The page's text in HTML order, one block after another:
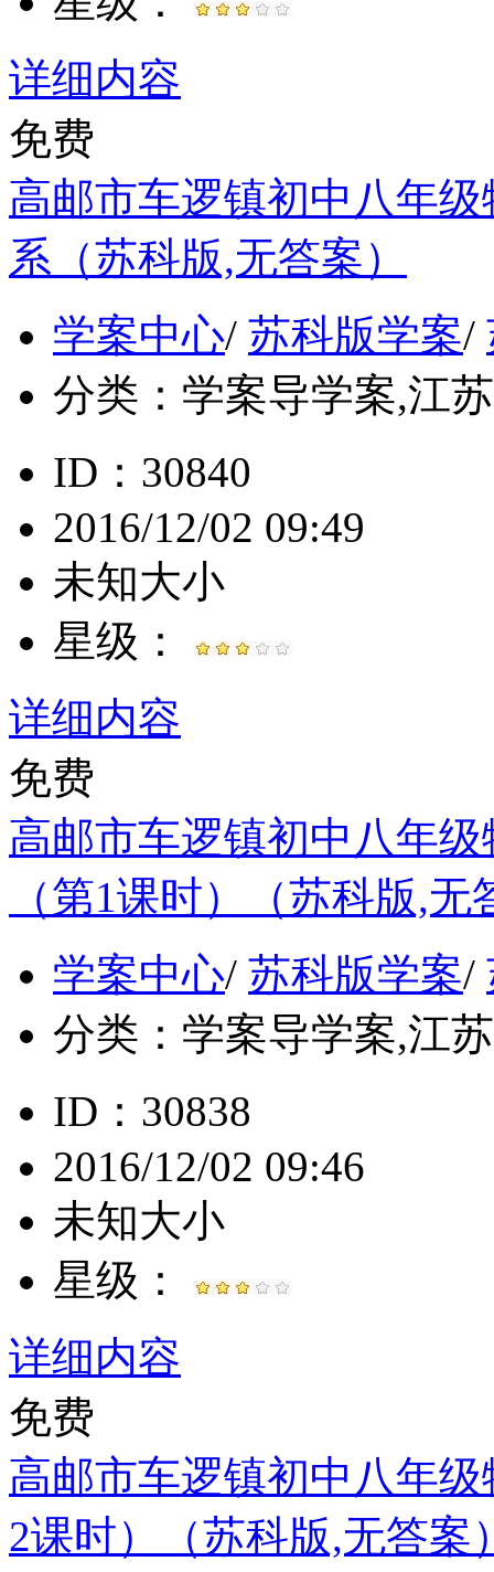
详细内容
免费
高邮市车逻镇初中八年
系（苏科版,无答案）
学案中心/ 苏科版学案/
分类： 学案导学案,江
ID：30840
2016/12/02 09:49
未知大小
星级：
详细内容
免费
高邮市车逻镇初中八年
（第1课时）（苏科版,无
学案中心/ 苏科版学案/
分类： 学案导学案,江
ID：30838
2016/12/02 09:46
未知大小
星级：
详细内容
免费
高邮市车逻镇初中八年
2课时）（苏科版,无答案